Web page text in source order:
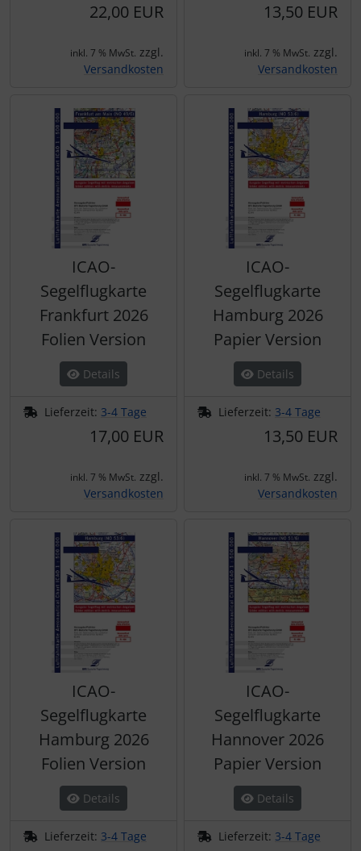
22,00 EUR
inkl. 7 % MwSt. zzgl.
Versandkosten
13,50 EUR
inkl. 7 % MwSt. zzgl.
Versandkosten
ICAO-
Segelflugkarte
Frankfurt 2026
Folien Version
Details
Lieferzeit: 3-4 Tage
17,00 EUR
inkl. 7 % MwSt. zzgl.
Versandkosten
ICAO-
Segelflugkarte
Hamburg 2026
Papier Version
Details
Lieferzeit: 3-4 Tage
13,50 EUR
inkl. 7 % MwSt. zzgl.
Versandkosten
ICAO-
Segelflugkarte
Hamburg 2026
Folien Version
Details
Lieferzeit: 3-4 Tage
ICAO-
Segelflugkarte
Hannover 2026
Papier Version
Details
Lieferzeit: 3-4 Tage